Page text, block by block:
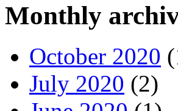
Monthly
October 2020
July 2020 (2)